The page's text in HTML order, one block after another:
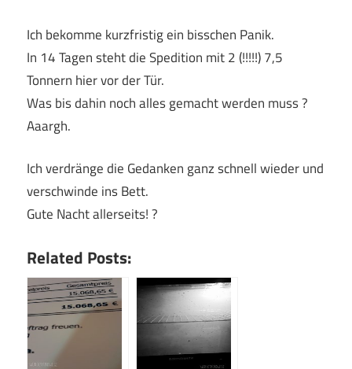
Ich bekomme kurzfristig ein bisschen Panik.
In 14 Tagen steht die Spedition mit 2 (!!!!!) 7,5
Tonnern hier vor der Tür.
Was bis dahin noch alles gemacht werden muss ?
Aaargh.
Ich verdränge die Gedanken ganz schnell wieder und
verschwinde ins Bett.
Gute Nacht allerseits! ?
Related Posts: